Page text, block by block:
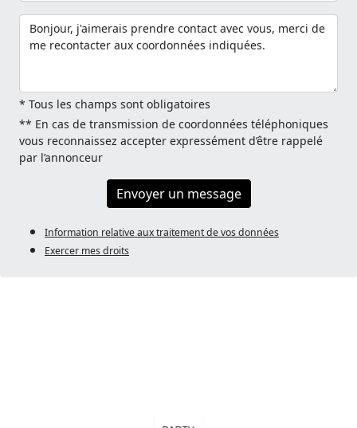
* Tous les champs sont obligatoires
** En cas de transmission de coordonnées téléphoniques
vous reconnaissez accepter expressément d’être rappelé
par l’annonceur
Envoyer un message
Information relative aux traitement de vos données
Exercer mes droits